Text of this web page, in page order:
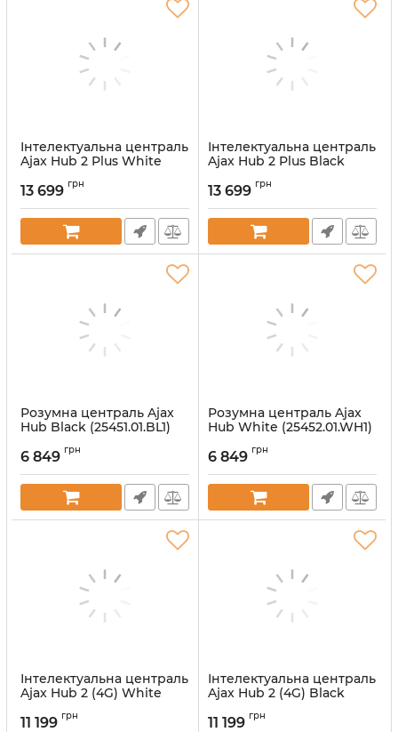
Інтелектуальна централь
Ajax Hub 2 Plus White
Артикул: 000018791
13 699 грн
Інтелектуальна централь
Ajax Hub 2 Plus Black
Артикул: 000018790
13 699 грн
Розумна централь Ajax
Hub Black (25451.01.BL1)
6 849 грн
Розумна централь Ajax
Hub White (25452.01.WH1)
6 849 грн
Інтелектуальна централь
Ajax Hub 2 (4G) White
Артикул:
11 199 грн
Інтелектуальна централь
Ajax Hub 2 (4G) Black
Артикул:
11 199 грн